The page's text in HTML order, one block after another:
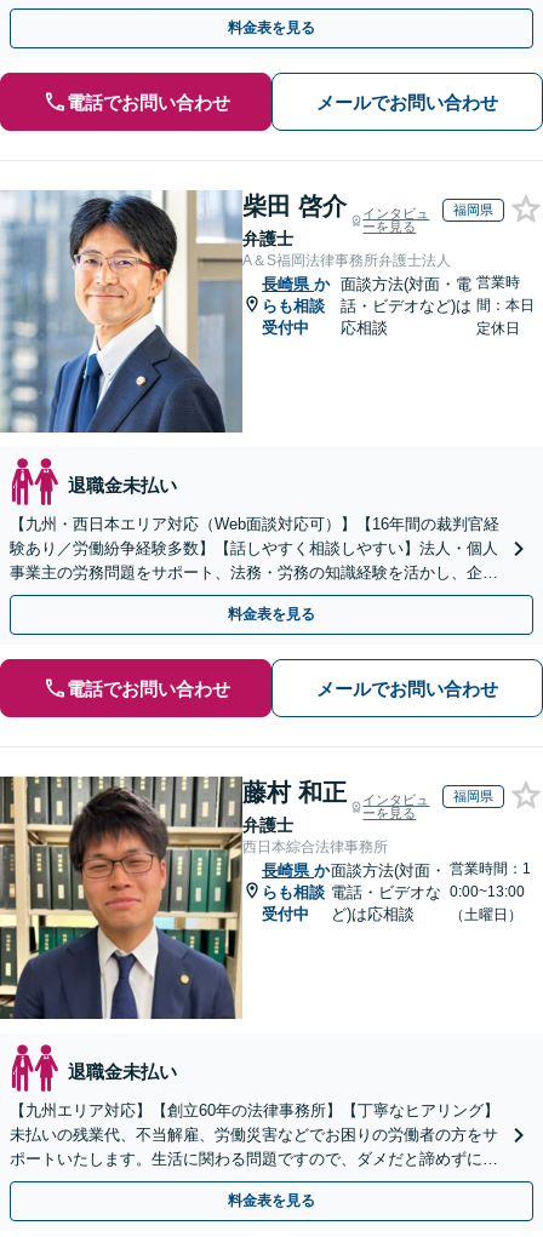
解決策を提案します。
料金表を見る
電話でお問い合わせ メールでお問い合わせ
柴田 啓介
弁護士
インタビュ
ーを見る
福岡県
A＆S福岡法律事務所弁護士法人
長崎県 か
らも相談
受付中
面談方法(対面・電
話・ビデオなど)は
応相談
営業時
間：本日
定休日
退職金未払い
【九州・西日本エリア対応（Web面談対応可）】【16年間の裁判官経
験あり／労働紛争経験多数】【話しやすく相談しやすい】法人・個人
事業主の労務問題をサポート、法務・労務の知識経験を活かし、企業
側から御社の労働問題解決に尽力します。
料金表を見る
電話でお問い合わせ メールでお問い合わせ
藤村 和正
弁護士
インタビュ
ーを見る
福岡県
西日本綜合法律事務所
長崎県 か
らも相談
受付中
面談方法(対面・
電話・ビデオな
ど)は応相談
営業時間：1
0:00~13:00
（土曜日）
退職金未払い
【九州エリア対応】【創立60年の法律事務所】【丁寧なヒアリング】
未払いの残業代、不当解雇、労働災害などでお困りの労働者の方をサ
ポートいたします。生活に関わる問題ですので、ダメだと諦めずに、
しっかりと労働者の権利を主張していきましょう。
料金表を見る